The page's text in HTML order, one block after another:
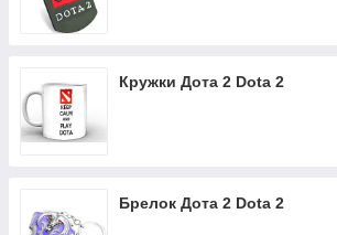
Кружки Дота 2 Dota 2
Брелок Дота 2 Dota 2